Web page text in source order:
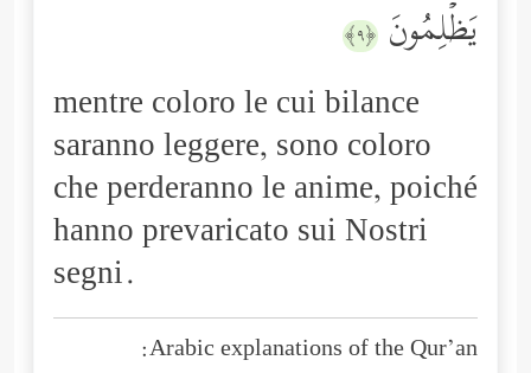
یَظۡلِمُونَ ﴿٩﴾
mentre coloro le cui bilance
saranno leggere, sono coloro
che perderanno le anime, poiché
hanno prevaricato sui Nostri
segni.
Arabic explanations of the Qur’an: